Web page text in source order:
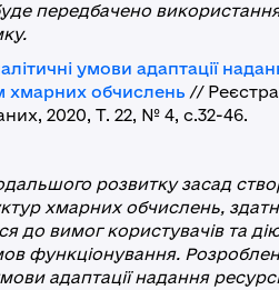
передбачено
умови адаптації
хмарних обчислень //
2020, Т. 22, № 4, с.32-46.
розвитку засад
хмарних обчислень,
до вимог користувачів та
функціонування.
адаптації надання